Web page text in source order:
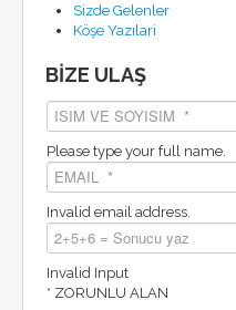
Sizde Gelenler
Köşe Yazılari
BİZE ULAŞ
Please type your full name.
Invalid email address.
Invalid Input
* ZORUNLU ALAN